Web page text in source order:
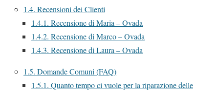
1.4. Recensioni dei Clienti
1.4.1. Recensione di Maria – Ovada
1.4.2. Recensione di Marco – Ovada
1.4.3. Recensione di Laura – Ovada
1.5. Domande Comuni (FAQ)
1.5.1. Quanto tempo ci vuole per la riparazione delle